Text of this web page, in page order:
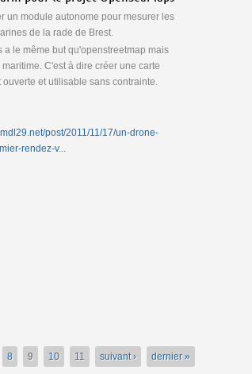
un module autonome pour mesurer les
de la rade de Brest.
a le même but qu'openstreetmap mais
C'est à dire créer une carte
ouverte et utilisable sans contrainte.
post/2011/11/17/un-drone-
rendez-v...
8 9 10 11 suivant › dernier »